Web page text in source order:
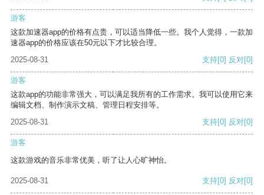
游客
这款加速器app的价格有点贵，可以适当降低一些。我个人觉得，一款加
速器app的价格应该在50元以下才比较合理。
2025-08-31
支持[0] 反对[0]
游客
这款app的功能非常强大，可以满足我所有的工作需求。我可以使用它来
编辑文档、制作演示文稿、管理日程安排等。
2025-08-31
支持[0] 反对[0]
游客
这款游戏的音乐非常优美，听了让人心旷神怡。
2025-08-31 支持[0] 反对[0]